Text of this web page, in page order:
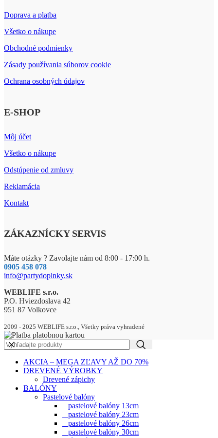
Doprava a platba
Všetko o nákupe
Obchodné podmienky
Zásady používania súborov cookie
Ochrana osobných údajov
E-SHOP
Môj účet
Všetko o nákupe
Odstúpenie od zmluvy
Reklamácia
Kontakt
ZÁKAZNÍCKY SERVIS
Máte otázky ? Zavolajte nám od 8:00 - 17:00 h.
0905 458 078
info@partydoplnky.sk
WEBLIFE s.r.o.
P.O. Hviezdoslava 42
951 87 Volkovce
2009 - 2025 WEBLIFE s.r.o., Všetky práva vyhradené
AKCIA – MEGA ZĽAVY AŽ DO 70%
DREVENÉ VÝROBKY
Drevené zápichy
BALÓNY
Pastelové balóny
pastelové balóny 13cm
pastelové balóny 23cm
pastelové balóny 26cm
pastelové balóny 30cm